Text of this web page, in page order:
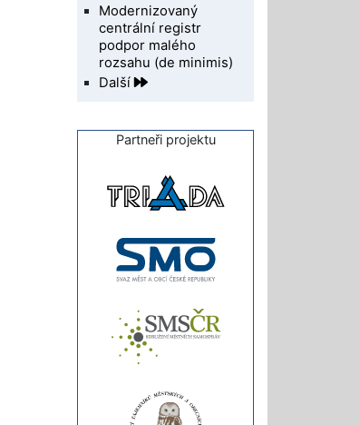
Modernizovaný
centrální registr
podpor malého
rozsahu (de minimis)
Další
Partneři projektu